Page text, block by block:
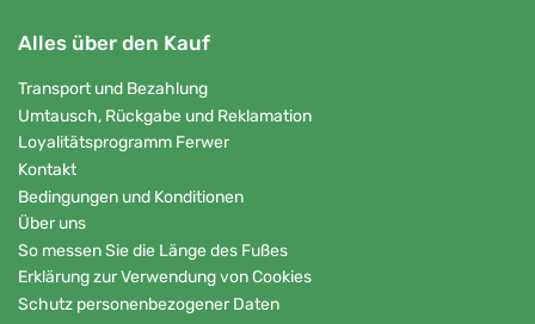
Alles über den Kauf
Transport und Bezahlung
Umtausch, Rückgabe und Reklamation
Loyalitätsprogramm Ferwer
Kontakt
Bedingungen und Konditionen
Über uns
So messen Sie die Länge des Fußes
Erklärung zur Verwendung von Cookies
Schutz personenbezogener Daten